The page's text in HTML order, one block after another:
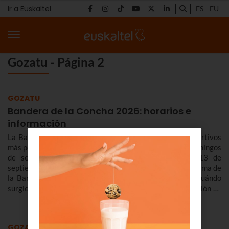
Ir a Euskaltel ES EU
Gozatu - Página 2
GOZATU
Bandera de la Concha 2026: horarios e
información
La Bandera de la Concha 2026, uno de los eventos deportivos
más populares de Euskadi, se celebra los dos primeros domingos
de septiembre en Donostia. Este año son el 6 y 13 de
septiembre de 2026. Te contamos los horarios y el programa de
la Bandera de la Concha 2026, cómo son las regatas, cuándo
surgieron y repasamos los vencedores/as de la competición de
traineras más importante de la temporada.n